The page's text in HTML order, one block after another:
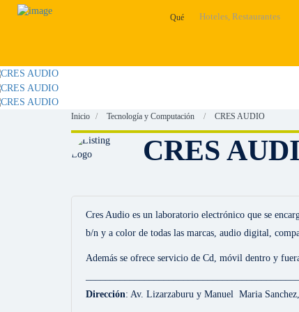
Qué
Inicio Tecnología y Computación CRES AUDIO
CRES
Cres Audio es un laboratorio electrónico que se
b/n y a color de todas las marcas, audio digital,
Además se ofrece servicio de Cd, móvil dentro y
Dirección: Av. Lizarzaburu y Manuel Maria